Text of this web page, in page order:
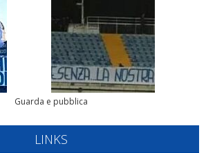
Guarda e pubblica
LINKS